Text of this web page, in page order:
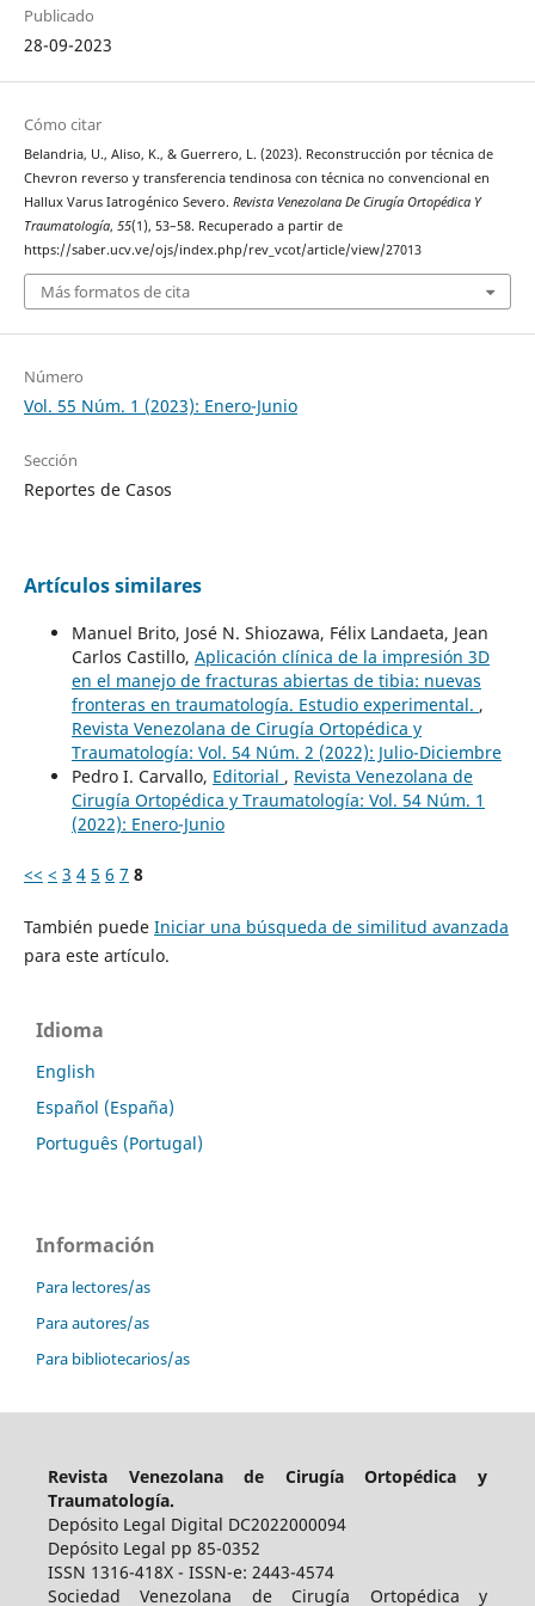
Publicado
28-09-2023
Cómo citar
Belandria, U., Aliso, K., & Guerrero, L. (2023). Reconstrucción por técnica de
Chevron reverso y transferencia tendinosa con técnica no convencional en
Hallux Varus Iatrogénico Severo. Revista Venezolana De Cirugía Ortopédica Y
Traumatología, 55(1), 53–58. Recuperado a partir de
https://saber.ucv.ve/ojs/index.php/rev_vcot/article/view/27013
Más formatos de cita
Número
Vol. 55 Núm. 1 (2023): Enero-Junio
Sección
Reportes de Casos
Artículos similares
Manuel Brito, José N. Shiozawa, Félix Landaeta, Jean
Carlos Castillo, Aplicación clínica de la impresión 3D
en el manejo de fracturas abiertas de tibia: nuevas
fronteras en traumatología. Estudio experimental. ,
Revista Venezolana de Cirugía Ortopédica y
Traumatología: Vol. 54 Núm. 2 (2022): Julio-Diciembre
Pedro I. Carvallo, Editorial , Revista Venezolana de
Cirugía Ortopédica y Traumatología: Vol. 54 Núm. 1
(2022): Enero-Junio
<< < 3 4 5 6 7 8
También puede Iniciar una búsqueda de similitud avanzada
para este artículo.
Idioma
English
Español (España)
Português (Portugal)
Información
Para lectores/as
Para autores/as
Para bibliotecarios/as
Revista Venezolana de Cirugía Ortopédica y
Traumatología.
Depósito Legal Digital DC2022000094
Depósito Legal pp 85-0352
ISSN 1316-418X - ISSN-e: 2443-4574
Sociedad Venezolana de Cirugía Ortopédica y